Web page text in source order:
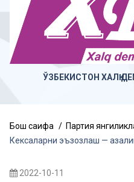
ЎЗБЕКИСТОН ХАЛҚ
Бош саҳифа
Партия
Кексаларни эъзозлаш —
2022-10-11